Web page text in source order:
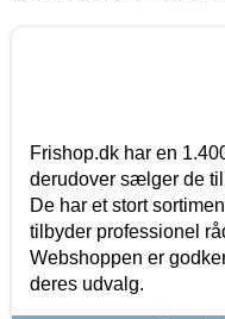
Frishop.dk har en
derudover sælger de
De har et stort
tilbyder professionel
Webshoppen er
deres udvalg.